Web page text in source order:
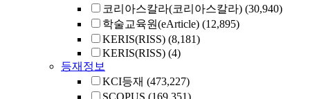
코리아스칼라(코리아스칼라) (30,940)
학술교육원(eArticle) (12,895)
KERIS(RISS) (8,181)
KERIS(RISS) (4)
등재정보
KCI등재 (473,227)
SCOPUS (169,351)